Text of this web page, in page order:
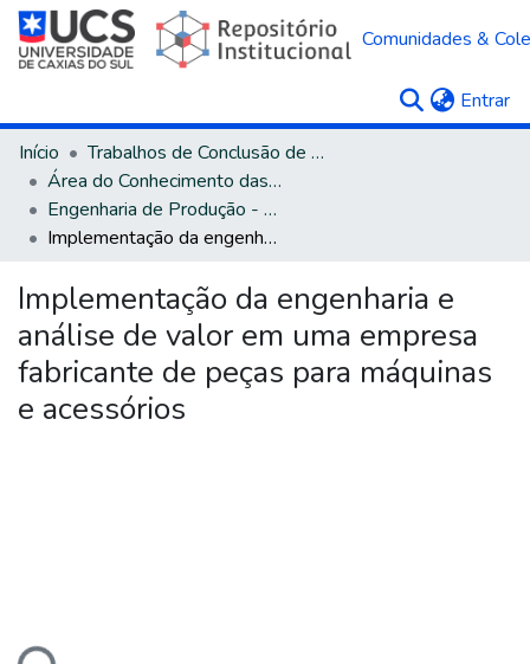
Comunidades &
Entrar
Início
Trabalhos de Conclusão de Curso
Área do Conhecimento das Engenharias
Engenharia de Produção - Bacharelado
Implementação da engenharia e análise de valor em uma empresa fabricante de peças para máquinas e acessórios
Implementação da engenharia e
análise de valor em uma empresa
fabricante de peças para máquinas
e acessórios